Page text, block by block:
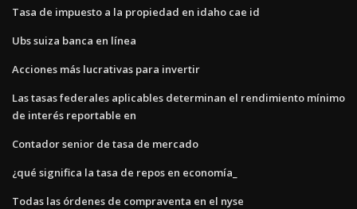
Tasa de impuesto a la propiedad en idaho cae id
Ubs suiza banca en línea
Acciones más lucrativas para invertir
Las tasas federales aplicables determinan el rendimiento mínimo
de interés reportable en
Contador senior de tasa de mercado
¿qué significa la tasa de repos en economía_
Todas las órdenes de compraventa en el nyse